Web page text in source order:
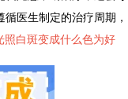
医生制定的治疗周期，
照白斑变成什么色为好